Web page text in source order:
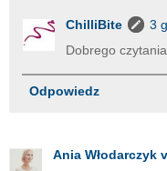
ChilliBite
3
Dobrego
Odpowiedz
Ania Włodarczyk